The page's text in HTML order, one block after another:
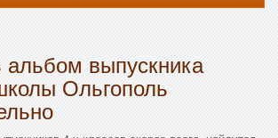
альбом выпускника
Ольгополь